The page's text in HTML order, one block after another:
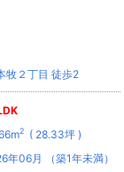
牧２丁目 徒歩2
2 ( 28.33坪 )
年06月 （築1年未満）